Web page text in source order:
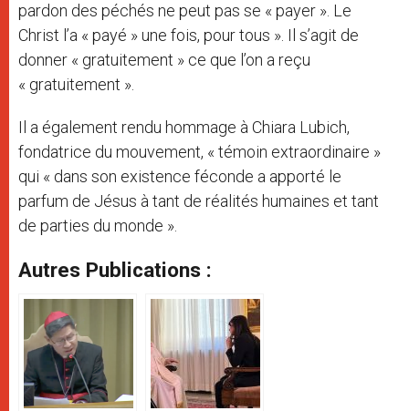
pardon des péchés ne peut pas se « payer ». Le
Christ l’a « payé » une fois, pour tous ». Il s’agit de
donner « gratuitement » ce que l’on a reçu
« gratuitement ».
Il a également rendu hommage à Chiara Lubich,
fondatrice du mouvement, « témoin extraordinaire »
qui « dans son existence féconde a apporté le
parfum de Jésus à tant de réalités humaines et tant
de parties du monde ».
Autres Publications :